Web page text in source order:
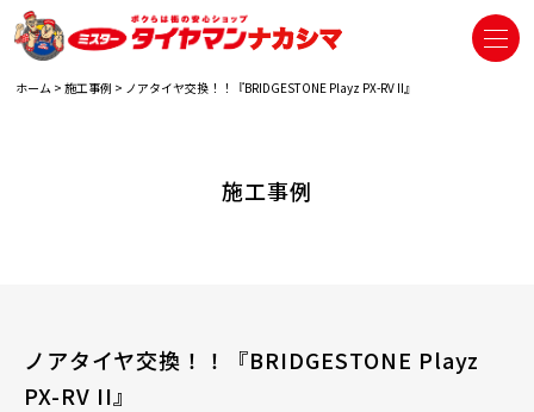
ホーム > 施工事例 > ノアタイヤ交換！！『BRIDGESTONE Playz PX-RV II』
施工事例
ノアタイヤ交換！！『BRIDGESTONE Playz
PX-RV II』